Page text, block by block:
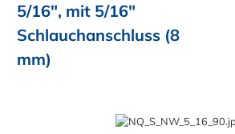
5/16", mit 5/16"
Schlauchanschluss (8
mm)
Bildergalerie überspringen